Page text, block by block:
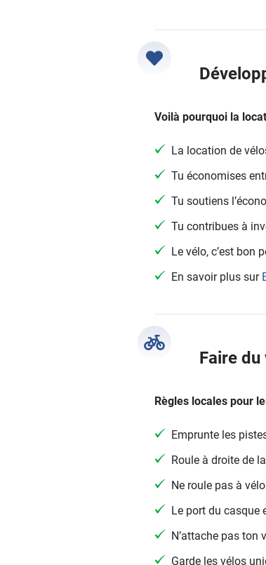
Voilà pourquoi la
La location de
Tu économises
Tu soutiens
Tu contribues à
Le vélo, c’est bon
En savoir plus sur
Faire du
Règles locales pour
Emprunte les
Roule à droite de
Ne roule pas à
Le port du casque
N’attache pas ton
Garde les vélos